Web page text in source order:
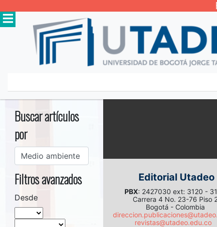
Buscar artículos
por
Filtros avanzados
Desde
Editorial Utadeo
PBX: 2427030 ext: 3120 -
Carrera 4 No. 23-76 Piso
Bogotá - Colombia
revistas@utadeo.edu.co